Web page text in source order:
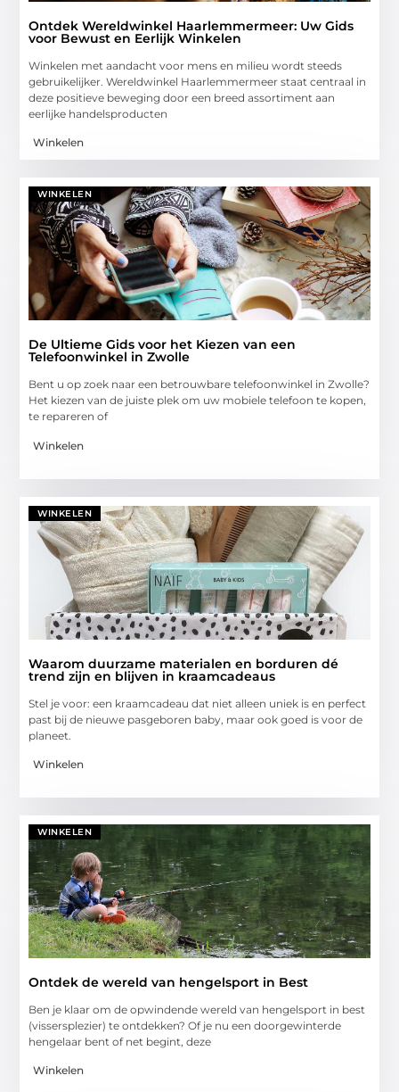
Ontdek Wereldwinkel Haarlemmermeer: Uw Gids
voor Bewust en Eerlijk Winkelen
Winkelen met aandacht voor mens en milieu wordt steeds
gebruikelijker. Wereldwinkel Haarlemmermeer staat centraal in
deze positieve beweging door een breed assortiment aan
eerlijke handelsproducten
Winkelen
WINKELEN
De Ultieme Gids voor het Kiezen van een
Telefoonwinkel in Zwolle
Bent u op zoek naar een betrouwbare telefoonwinkel in Zwolle?
Het kiezen van de juiste plek om uw mobiele telefoon te kopen,
te repareren of
Winkelen
WINKELEN
Waarom duurzame materialen en borduren dé
trend zijn en blijven in kraamcadeaus
Stel je voor: een kraamcadeau dat niet alleen uniek is en perfect
past bij de nieuwe pasgeboren baby, maar ook goed is voor de
planeet.
Winkelen
WINKELEN
Ontdek de wereld van hengelsport in Best
Ben je klaar om de opwindende wereld van hengelsport in best
(vissersplezier) te ontdekken? Of je nu een doorgewinterde
hengelaar bent of net begint, deze
Winkelen